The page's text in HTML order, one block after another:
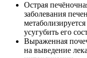
Острая
заболевания
усугубить его
Выраженная
на выведение